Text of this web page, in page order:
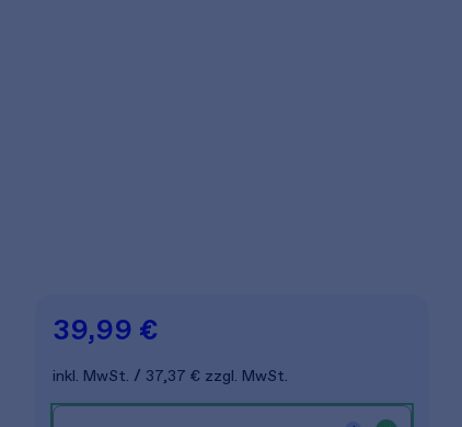
39,99 €
inkl. MwSt. 37,37 € zzgl. MwSt.